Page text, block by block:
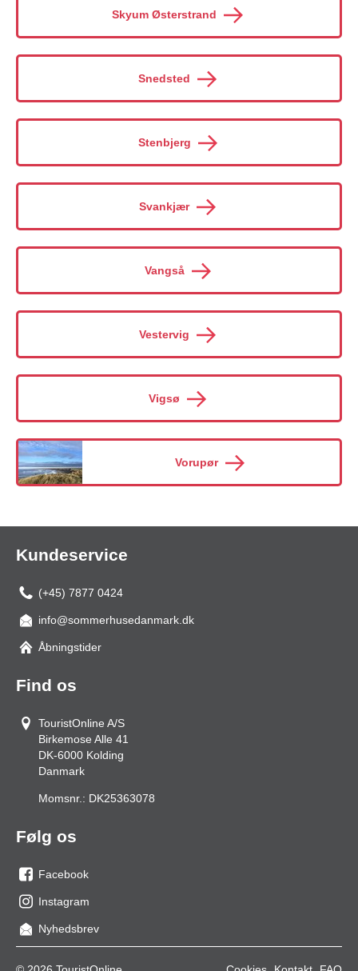
Skyum Østerstrand
Snedsted
Stenbjerg
Svankjær
Vangså
Vestervig
Vigsø
Vorupør
Kundeservice
(+45) 7877 0424
info@sommerhusedanmark.dk
Åbningstider
Find os
TouristOnline A/S
Birkemose Alle 41
DK-6000 Kolding
Danmark
Momsnr.: DK25363078
Følg os
os
på
facebook
Facebook
os
på
Instagram
Nyhedsbrev